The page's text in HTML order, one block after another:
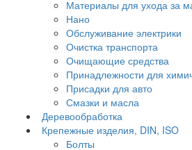
Материалы для ухода за
Нано
Обслуживание электрики
Очистка транспорта
Очищающие средства
Принадлежности для
Присадки для авто
Смазки и масла
Деревообработка
Крепежные изделия, DIN, ISO
Болты